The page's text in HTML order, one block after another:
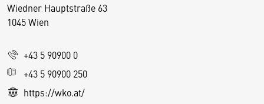
Wiedner Hauptstraße 63
1045 Wien
+43 5 90900 0
+43 5 90900 250
https://wko.at/
D
s
e
S